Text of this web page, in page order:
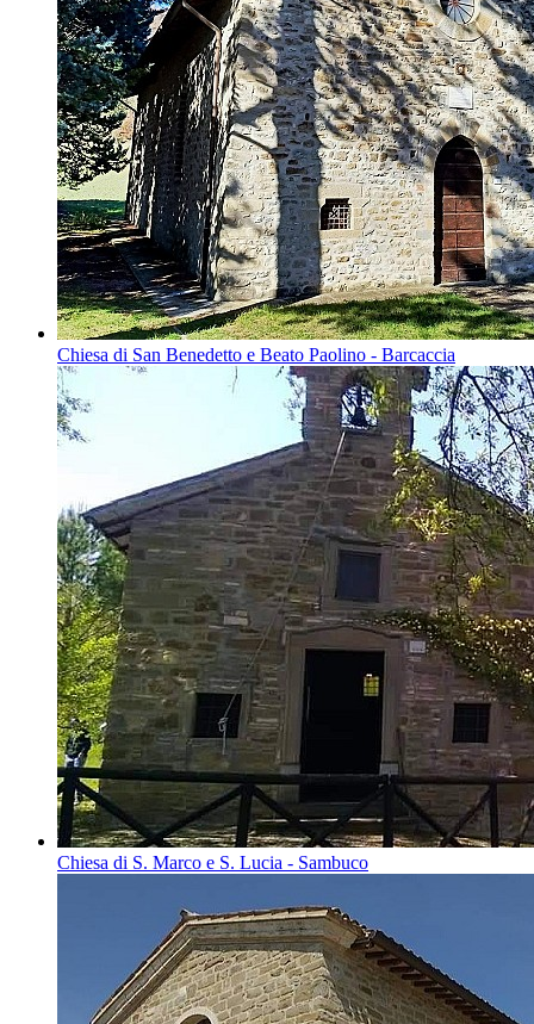
Chiesa di San Benedetto e Beato Paolino - Barcaccia
Chiesa di S. Marco e S. Lucia - Sambuco